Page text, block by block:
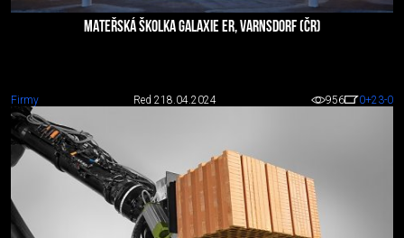
MATEŘSKÁ ŠKOLKA GALAXIE ER, VARNSDORF (ČR)
Firmy Red 218.04.2024 956 0+23-0